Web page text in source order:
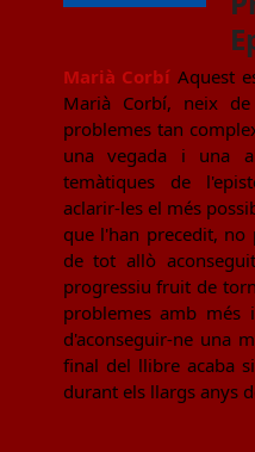
Marià Corbí Aquest
Marià Corbí, neix
problemes tan
una vegada i una
temàtiques de
aclarir-les el més
que l'han precedit, no
de tot allò
progressiu fruit de
problemes amb
d'aconseguir-ne una
final del llibre acaba
durant els llargs anys